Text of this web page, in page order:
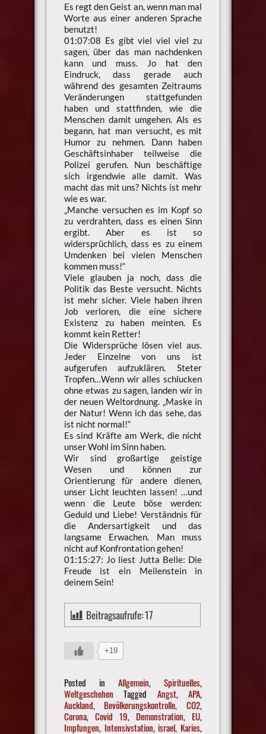
Es regt den Geist an, wenn man mal
Worte aus einer anderen Sprache
benutzt!
01:07:08 Es gibt viel viel viel zu
sagen, über das man nachdenken
kann und muss. Jo hat den
Eindruck, dass gerade auch
während des gesamten Zeitraums
Veränderungen stattgefunden
haben und stattfinden, wie die
Menschen damit umgehen. Als es
begann, hat man versucht, es mit
Humor zu nehmen. Dann haben
Geschäftsinhaber teilweise die
Polizei gerufen. Nun beschäftige
sich irgendwie alle damit. Was
macht das mit uns? Nichts ist mehr
wie es war.
„Manche versuchen es im Kopf so
zu verdrahten, dass es einen Sinn
ergibt. Aber es ist so
widersprüchlich, dass es zu einem
Umdenken bei vielen Menschen
kommen muss!“
Viele glauben ja noch, dass die
Politik das Beste versucht. Nichts
ist mehr sicher. Viele haben ihren
Job verloren, die eine sichere
Existenz zu haben meinten. Es
kommt kein Retter!
Die Widersprüche lösen viel aus.
Jeder Einzelne von uns ist
aufgerufen aufzuklären. Steter
Tropfen…Wenn wir alles schlucken
ohne etwas zu sagen, landen wir in
der neuen Weltordnung. „Maske in
der Natur! Wenn ich das sehe, das
ist nicht normal!“
Es sind Kräfte am Werk, die nicht
unser Wohl im Sinn haben.
Wir sind großartige geistige
Wesen und können zur
Orientierung für andere dienen,
unser Licht leuchten lassen! …und
wenn die Leute böse werden:
Geduld und Liebe! Verständnis für
die Andersartigkeit und das
langsame Erwachen. Man muss
nicht auf Konfrontation gehen!
01:15:27: Jo liest Jutta Belle: Die
Freude ist ein Meilenstein in
deinem Sein!
Beitragsaufrufe:17
+19
Posted inAllgemein,Spirituelles,
Weltgeschehen Tagged Angst,APA,
Auckland, Bevölkerungskontrolle,CO2,
Corona, Covid 19, Demonstration, EU,
Impfungen, Intensivstation, israel, Karies,